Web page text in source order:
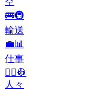
🚌🚇
輸送
💼📊
仕事
👨‍✈️👷
人々